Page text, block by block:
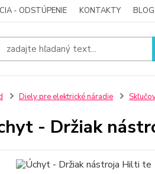
- ODSTÚPENIE KONTAKTY BLOG
Diely pre elektrické náradie
- Držiak